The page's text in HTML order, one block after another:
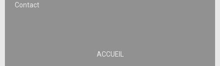
Contact
ACCUEIL